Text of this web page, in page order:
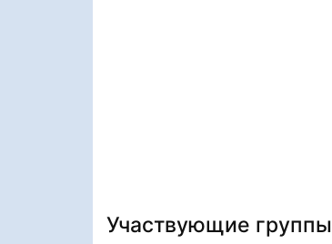
Участвующие группы